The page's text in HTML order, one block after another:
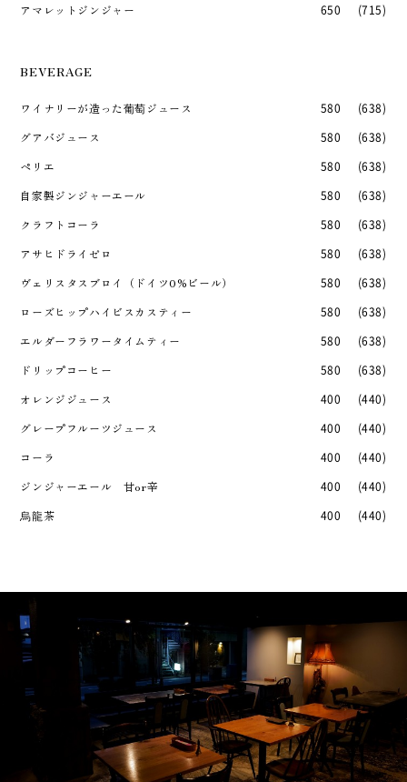
アマレットジンジャー
650 (715)
BEVERAGE
ワイナリーが造った葡萄ジュース 580
(638)
グアバジュース
580
(638)
ペリエ
580
(638)
自家製ジンジャーエール
580
(638)
クラフトコーラ
580
(638)
アサヒドライゼロ
580
(638)
ヴェリスタスブロイ（ドイツ0%ビール）
580
(638)
ローズヒップハイビスカスティー
580
(638)
エルダーフラワータイムティー
580
(638)
ドリップコーヒー
580
(638)
オレンジジュース
400
(440)
グレープフルーツジュース
400
(440)
コーラ
400
(440)
ジンジャーエール 甘or辛
400
(440)
烏龍茶
400 (440)